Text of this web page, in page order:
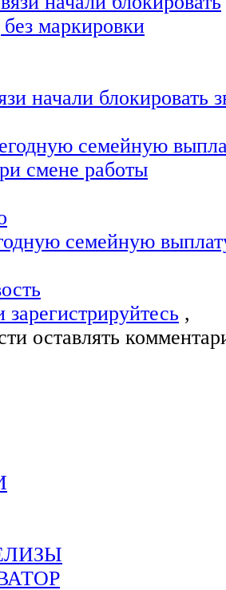
начали блокировать
семейную
зарегистрируйтесь ,
оставлять